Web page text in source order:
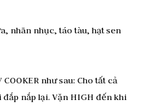
nhãn nhục, táo tàu, hạt sen
như sau: Cho tất cả
nắp lại. Vặn HIGH đến khi